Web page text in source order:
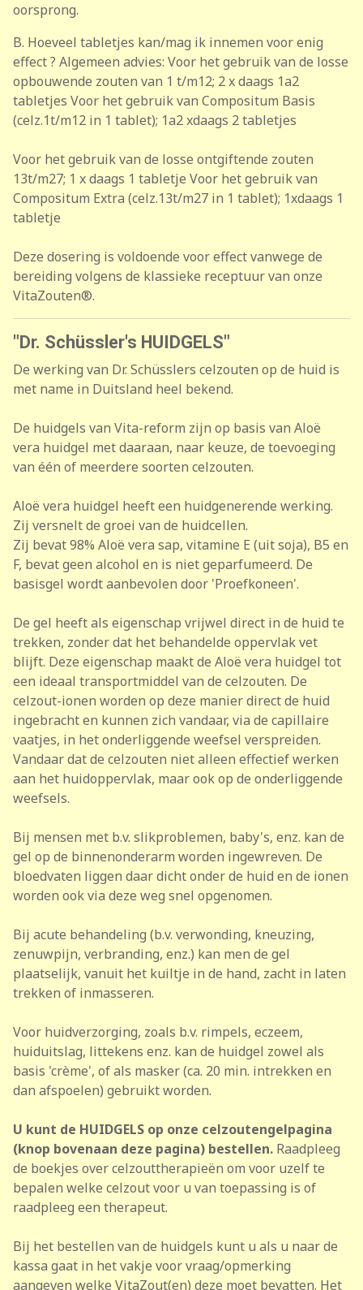
oorsprong.
B. Hoeveel tabletjes kan/mag ik innemen voor enig
effect ? Algemeen advies: Voor het gebruik van de losse
opbouwende zouten van 1 t/m12; 2 x daags 1a2
tabletjes Voor het gebruik van Compositum Basis
(celz.1t/m12 in 1 tablet); 1a2 xdaags 2 tabletjes
Voor het gebruik van de losse ontgiftende zouten
13t/m27; 1 x daags 1 tabletje Voor het gebruik van
Compositum Extra (celz.13t/m27 in 1 tablet); 1xdaags 1
tabletje
Deze dosering is voldoende voor effect vanwege de
bereiding volgens de klassieke receptuur van onze
VitaZouten®.
"Dr. Schüssler's HUIDGELS"
De werking van Dr. Schüsslers celzouten op de huid is
met name in Duitsland heel bekend.
De huidgels van Vita-reform zijn op basis van Aloë
vera huidgel met daaraan, naar keuze, de toevoeging
van één of meerdere soorten celzouten.
Aloë vera huidgel heeft een huidgenerende werking.
Zij versnelt de groei van de huidcellen.
Zij bevat 98% Aloë vera sap, vitamine E (uit soja), B5 en
F, bevat geen alcohol en is niet geparfumeerd. De
basisgel wordt aanbevolen door 'Proefkoneen'.
De gel heeft als eigenschap vrijwel direct in de huid te
trekken, zonder dat het behandelde oppervlak vet
blijft. Deze eigenschap maakt de Aloë vera huidgel tot
een ideaal transportmiddel van de celzouten. De
celzout-ionen worden op deze manier direct de huid
ingebracht en kunnen zich vandaar, via de capillaire
vaatjes, in het onderliggende weefsel verspreiden.
Vandaar dat de celzouten niet alleen effectief werken
aan het huidoppervlak, maar ook op de onderliggende
weefsels.
Bij mensen met b.v. slikproblemen, baby's, enz. kan de
gel op de binnenonderarm worden ingewreven. De
bloedvaten liggen daar dicht onder de huid en de ionen
worden ook via deze weg snel opgenomen.
Bij acute behandeling (b.v. verwonding, kneuzing,
zenuwpijn, verbranding, enz.) kan men de gel
plaatselijk, vanuit het kuiltje in de hand, zacht in laten
trekken of inmasseren.
Voor huidverzorging, zoals b.v. rimpels, eczeem,
huiduitslag, littekens enz. kan de huidgel zowel als
basis 'crème', of als masker (ca. 20 min. intrekken en
dan afspoelen) gebruikt worden.
U kunt de HUIDGELS op onze celzoutengelpagina
(knop bovenaan deze pagina) bestellen. Raadpleeg
de boekjes over celzouttherapieën om voor uzelf te
bepalen welke celzout voor u van toepassing is of
raadpleeg een therapeut.
Bij het bestellen van de huidgels kunt u als u naar de
kassa gaat in het vakje voor vraag/opmerking
aangeven welke VitaZout(en) deze moet bevatten. Het